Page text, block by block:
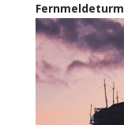
Fernmeldeturm